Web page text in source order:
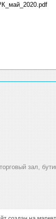
зал,